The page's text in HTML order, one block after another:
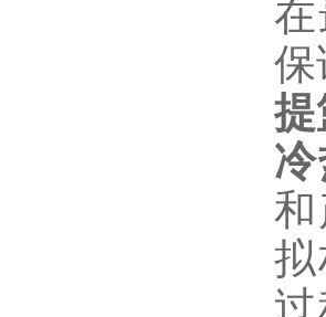
保
提